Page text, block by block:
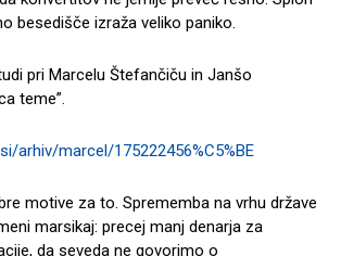
besedišče izraža veliko paniko.
pri Marcelu Štefančiču in Janšo
teme”.
arhiv/marcel/175222456%C5%BE
motive za to. Sprememba na vrhu države
marsikaj: precej manj denarja za
da seveda ne govorimo o